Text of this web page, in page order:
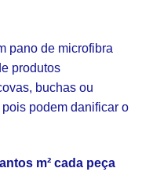
pano de microfibra
produtos
buchas ou
podem danificar o
m² cada peça